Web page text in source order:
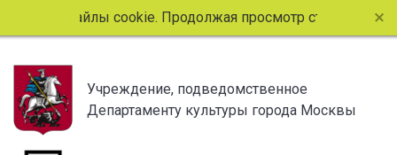
файлы cookie. Продолжая просмотр страниц
Учреждение, подведомственное
Департаменту культуры города Москвы